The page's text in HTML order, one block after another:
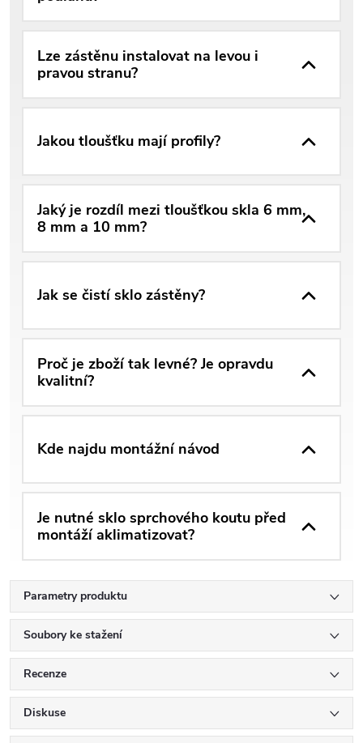
Lze zástěnu instalovat na levou i
pravou stranu?
Jakou tloušťku mají profily?
Jaký je rozdíl mezi tloušťkou skla 6 mm,
8 mm a 10 mm?
Jak se čistí sklo zástěny?
Proč je zboží tak levné? Je opravdu
kvalitní?
Kde najdu montážní návod
Je nutné sklo sprchového koutu před
montáží aklimatizovat?
Parametry produktu
Soubory ke stažení
Recenze
Diskuse